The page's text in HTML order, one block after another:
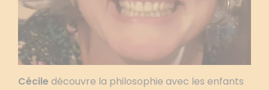
Cécile découvre la philosophie avec les enfants